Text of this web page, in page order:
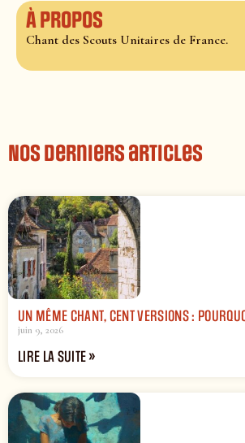
À propos
Chant des Scouts Unitaires de France.
Nos derniers articles
UN MÊME CHANT, CENT VERSIONS :
juin 9, 2026
LIRE LA SUITE »